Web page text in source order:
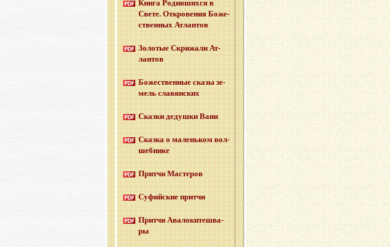
Книга Ро­див­ших­ся в
Свете. От­кро­ве­ния Бо­же­
ствен­ных Ат­лан­тов
Зо­ло­тые Cкри­жа­ли Ат­
лан­тов
Бо­же­ствен­ные сказы зе­
мель сла­вян­ских
Сказ­ки де­душ­ки Вани
Сказ­ка о ма­лень­ком вол­
шеб­ни­ке
Прит­чи Ма­сте­ров
Су­фий­ские прит­чи
Прит­чи Ава­ло­ки­те­шва­
ры